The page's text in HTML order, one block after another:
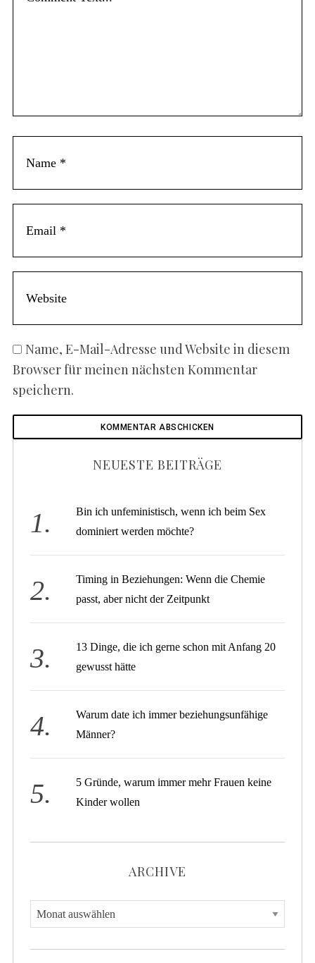
Name, E-Mail-Adresse und Website in diesem
Browser für meinen nächsten Kommentar
speichern.
NEUESTE BEITRÄGE
Bin ich unfeministisch, wenn ich beim Sex
dominiert werden möchte?
Timing in Beziehungen: Wenn die Chemie
passt, aber nicht der Zeitpunkt
13 Dinge, die ich gerne schon mit Anfang 20
gewusst hätte
Warum date ich immer beziehungsunfähige
Männer?
5 Gründe, warum immer mehr Frauen keine
Kinder wollen
ARCHIVE
A
r
c